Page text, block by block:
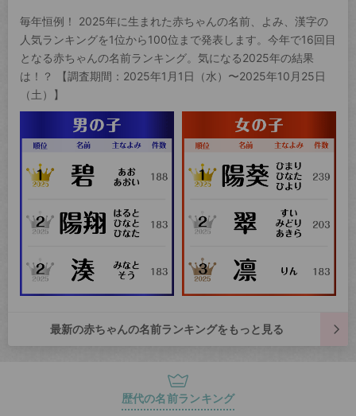
毎年恒例！ 2025年に生まれた赤ちゃんの名前、よみ、漢字の
人気ランキングを1位から100位まで発表します。今年で16回目
となる赤ちゃんの名前ランキング。気になる2025年の結果
は！？ 【調査期間：2025年1月1日（水）〜2025年10月25日
（土）】
最新の赤ちゃんの名前ランキングをもっと見る
歴代の名前ランキング